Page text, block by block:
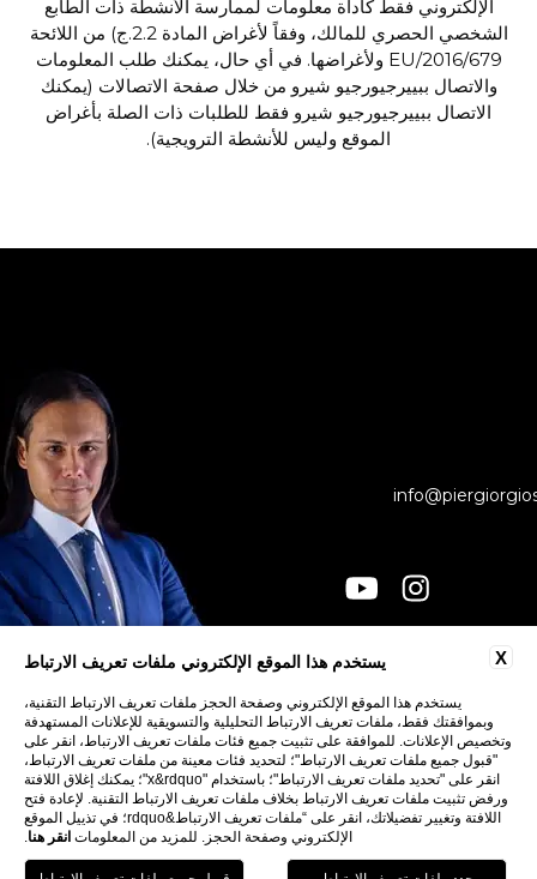
الإلكتروني فقط كأداة معلومات لممارسة الأنشطة ذات الطابع
الشخصي الحصري للمالك، وفقاً لأغراض المادة 2.2.ج) من اللائحة
2016/679/EU ولأغراضها. في أي حال، يمكنك طلب المعلومات
والاتصال ببييرجيورجيو شيرو من خلال صفحة الاتصالات (يمكنك
الاتصال ببييرجيورجيو شيرو فقط للطلبات ذات الصلة بأغراض
الموقع وليس للأنشطة الترويجية).
جهات الاتصال
الخصوصية
COOKIE
إمكانية الوصول
X يستخدم هذا الموقع الإلكتروني ملفات تعريف الارتباط
يستخدم هذا الموقع الإلكتروني وصفحة الحجز ملفات تعريف الارتباط التقنية،
وبموافقتك فقط، ملفات تعريف الارتباط التحليلية والتسويقية للإعلانات المستهدفة
وتخصيص الإعلانات. للموافقة على تثبيت جميع فئات ملفات تعريف الارتباط، انقر على
"قبول جميع ملفات تعريف الارتباط"؛ لتحديد فئات معينة من ملفات تعريف الارتباط،
انقر على "تحديد ملفات تعريف الارتباط"؛ باستخدام "x&rdquo"؛ يمكنك إغلاق اللافتة
ورفض تثبيت ملفات تعريف الارتباط بخلاف ملفات تعريف الارتباط التقنية. لإعادة فتح
اللافتة وتغيير تفضيلاتك، انقر على “ملفات تعريف الارتباط&rdquo؛ في تذييل الموقع
الإلكتروني وصفحة الحجز. للمزيد من المعلومات انقر هنا.